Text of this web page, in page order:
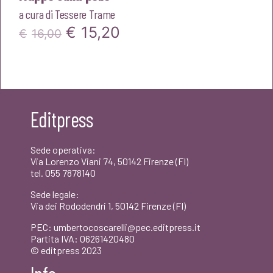
a cura di Tessere Trame
€ 16,00 Il
€16,00.
€ 15,20
Editpress
Sede operativa:
Via Lorenzo Viani 74, 50142 Firenze (FI)
tel. 055 7878140
Sede legale:
Via dei Rododendri 1, 50142 Firenze (FI)
PEC: umbertocoscarelli@pec.editpress.it
Partita IVA: 06261420480
© editpress 2023